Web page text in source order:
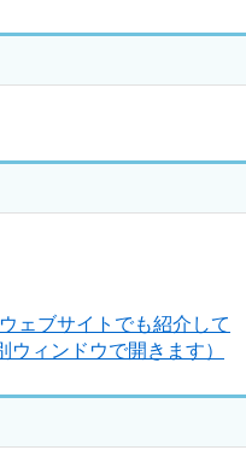
ェブサイトでも紹介して
ィンドウで開きます）